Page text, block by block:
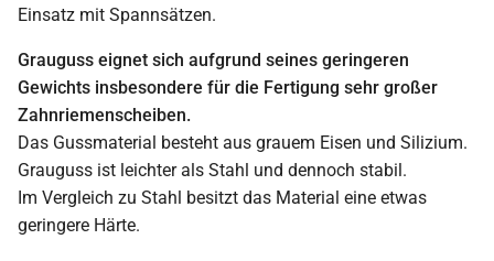
Einsatz mit Spannsätzen.
Grauguss eignet sich aufgrund seines geringeren
Gewichts insbesondere für die Fertigung sehr großer
Zahnriemenscheiben.
Das Gussmaterial besteht aus grauem Eisen und Silizium.
Grauguss ist leichter als Stahl und dennoch stabil.
Im Vergleich zu Stahl besitzt das Material eine etwas
geringere Härte.